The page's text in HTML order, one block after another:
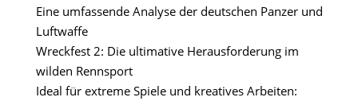
Eine umfassende Analyse der deutschen Panzer und
Luftwaffe
Wreckfest 2: Die ultimative Herausforderung im
wilden Rennsport
Ideal für extreme Spiele und kreatives Arbeiten: